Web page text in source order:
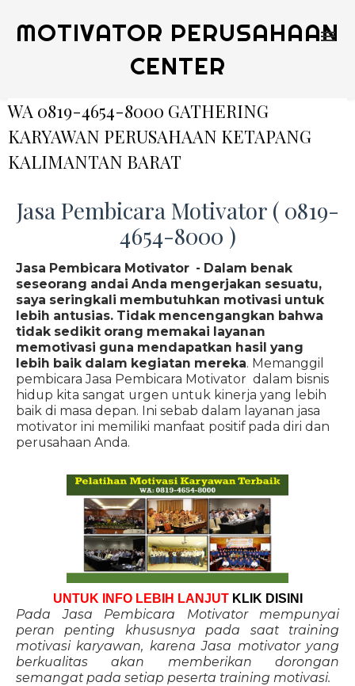
MOTIVATOR PERUSAHAAN
CENTER
WA 0819-4654-8000 GATHERING
KARYAWAN PERUSAHAAN KETAPANG
KALIMANTAN BARAT
Jasa Pembicara Motivator ( 0819-
4654-8000 )
Jasa Pembicara Motivator - Dalam benak
seseorang andai Anda mengerjakan sesuatu,
saya seringkali membutuhkan motivasi untuk
lebih antusias. Tidak mencengangkan bahwa
tidak sedikit orang memakai layanan
memotivasi guna mendapatkan hasil yang
lebih baik dalam kegiatan mereka. Memanggil
pembicara Jasa Pembicara Motivator dalam bisnis
hidup kita sangat urgen untuk kinerja yang lebih
baik di masa depan. Ini sebab dalam layanan jasa
motivator ini memiliki manfaat positif pada diri dan
perusahaan Anda.
UNTUK INFO LEBIH LANJUT KLIK DISINI
Pada Jasa Pembicara Motivator mempunyai
peran penting khususnya pada saat training
motivasi karyawan, karena Jasa motivator yang
berkualitas akan memberikan dorongan
semangat pada setiap peserta training motivasi.